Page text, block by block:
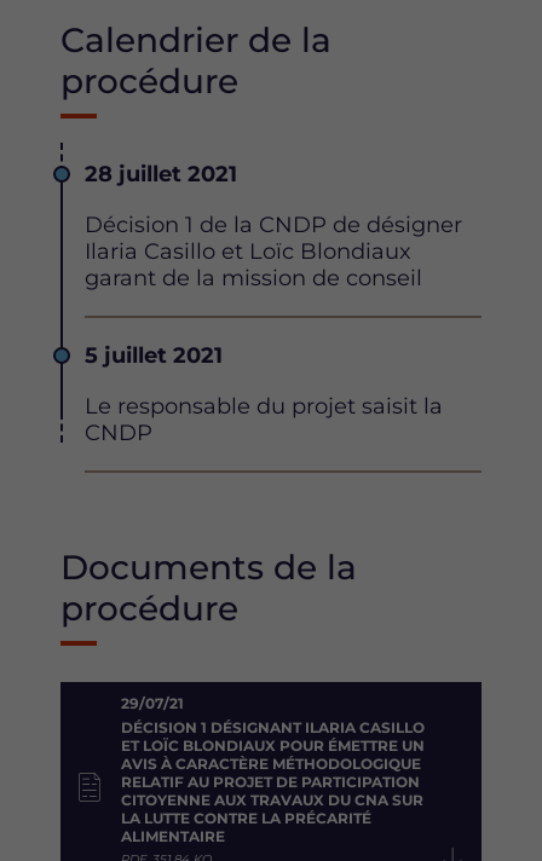
Calendrier de la
procédure
Date
28 juillet 2021
Description
Décision 1 de la CNDP de désigner
Ilaria Casillo et Loïc Blondiaux
garant de la mission de conseil
Date
5 juillet 2021
Description
Le responsable du projet saisit la
CNDP
Documents de la
procédure
29/07/21
DÉCISION 1 DÉSIGNANT ILARIA CASILLO
ET LOÏC BLONDIAUX POUR ÉMETTRE UN
AVIS À CARACTÈRE MÉTHODOLOGIQUE
RELATIF AU PROJET DE PARTICIPATION
CITOYENNE AUX TRAVAUX DU CNA SUR
LA LUTTE CONTRE LA PRÉCARITÉ
ALIMENTAIRE